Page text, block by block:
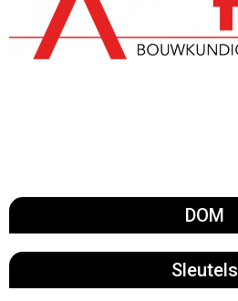
DOM
Sleutels